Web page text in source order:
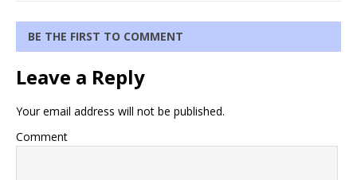
BE THE FIRST TO COMMENT
Leave a Reply
Your email address will not be published.
Comment